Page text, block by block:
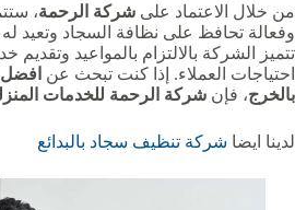
من خلال الاعتماد على شركة الرحمة،
وفعالة تحافظ على نظافة السجاد وتعيد
تتميز الشركة بالالتزام بالمواعيد وتقديم
احتياجات العملاء. إذا كنت تبحث عن
بالخرج، فإن شركة الرحمة للخدمات
لدينا ايضا شركة تنظيف سجاد بالبدائع